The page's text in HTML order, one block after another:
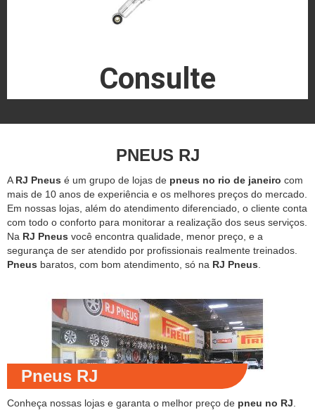
Consulte
PNEUS RJ
A RJ Pneus é um grupo de lojas de pneus no rio de janeiro com
mais de 10 anos de experiência e os melhores preços do mercado.
Em nossas lojas, além do atendimento diferenciado, o cliente conta
com todo o conforto para monitorar a realização dos seus serviços.
Na RJ Pneus você encontra qualidade, menor preço, e a
segurança de ser atendido por profissionais realmente treinados.
Pneus baratos, com bom atendimento, só na RJ Pneus
Pneus RJ
Conheça nossas lojas e garanta o melhor preço de pneu no RJ